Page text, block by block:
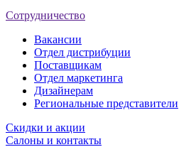
Сотрудничество
Вакансии
Отдел дистрибуции
Поставщикам
Отдел маркетинга
Дизайнерам
Региональные представители
Скидки и акции
Салоны и контакты